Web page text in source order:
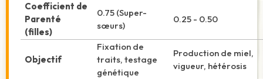
Coefficient de
Parenté
(filles)
0.75 (Super-
sœurs)
0.25 - 0.50
Objectif
Fixation de
traits, testage
génétique
Production de miel,
vigueur, hétérosis